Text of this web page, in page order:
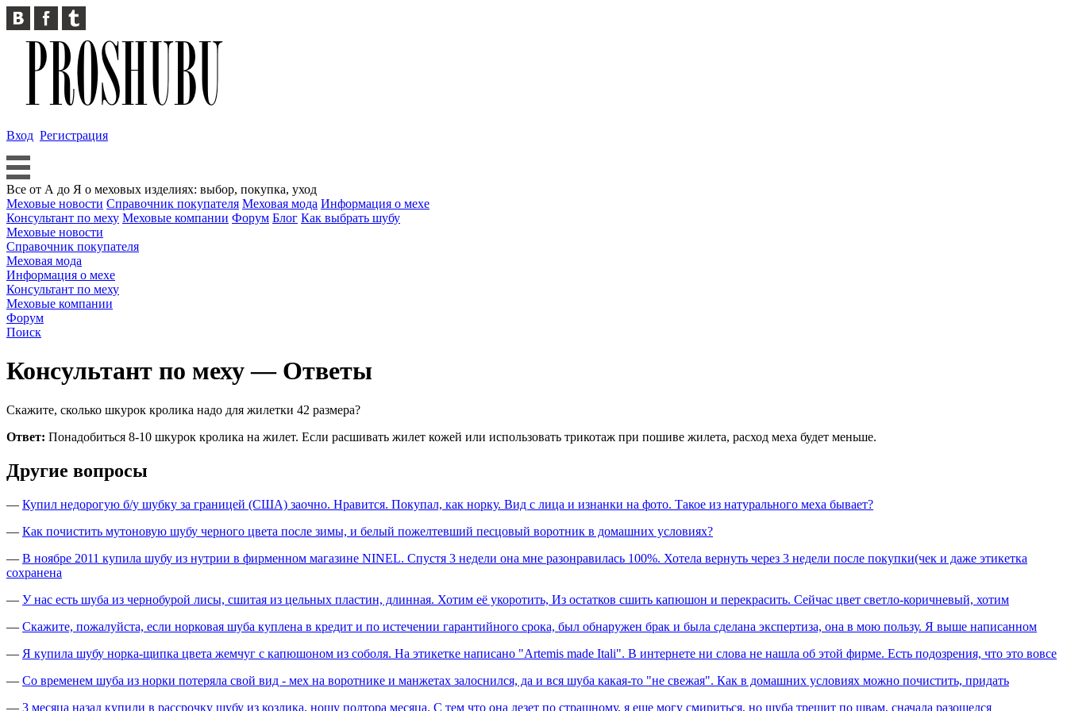
Вход Регистрация
Все от А до Я о меховых изделиях: выбор, покупка, уход
Меховые новости Справочник покупателя Меховая мода Информация о мехе
Консультант по меху Меховые компании Форум Блог Как выбрать шубу
Меховые новости
Справочник покупателя
Меховая мода
Информация о мехе
Консультант по меху
Меховые компании
Форум
Поиск
Консультант по меху — Ответы
Скажите, сколько шкурок кролика надо для жилетки 42 размера?
Ответ: Понадобиться 8-10 шкурок кролика на жилет. Если расшивать жилет кожей или использовать трикотаж при пошиве жилета, расход меха будет меньше.
Другие вопросы
— Купил недорогую б/у шубку за границей (США) заочно. Нравится. Покупал, как норку. Вид с лица и изнанки на фото. Такое из натурального меха бывает?
— Как почистить мутоновую шубу черного цвета после зимы, и белый пожелтевший песцовый воротник в домашних условиях?
— В ноябре 2011 купила шубу из нутрии в фирменном магазине NINEL. Спустя 3 недели она мне разонравилась 100%. Хотела вернуть через 3 недели после покупки(чек и даже этикетка
сохранена
— У нас есть шуба из чернобурой лисы, сшитая из цельных пластин, длинная. Хотим её укоротить, Из остатков сшить капюшон и перекрасить. Сейчас цвет светло-коричневый, хотим
— Скажите, пожалуйста, если норковая шуба куплена в кредит и по истечении гарантийного срока, был обнаружен брак и была сделана экспертиза, она в мою пользу. Я выше написанном
— Я купила шубу норка-щипка цвета жемчуг с капюшоном из соболя. На этикетке написано "Artemis made Itali". В интернете ни слова не нашла об этой фирме. Есть подозрения, что это вовсе
— Со временем шуба из норки потеряла свой вид - мех на воротнике и манжетах залоснился, да и вся шуба какая-то "не свежая". Как в домашних условиях можно почистить, придать
— 3 месяца назад купили в рассрочку шубу из козлика, ношу полтора месяца. С тем что она лезет по страшному, я еще могу смириться, но шуба трещит по швам, сначала разошелся